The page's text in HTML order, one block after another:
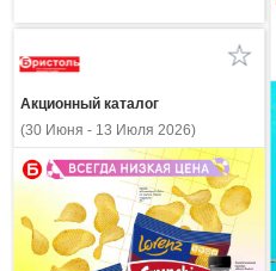
Акционный каталог
(30 Июня - 13 Июля 2026)